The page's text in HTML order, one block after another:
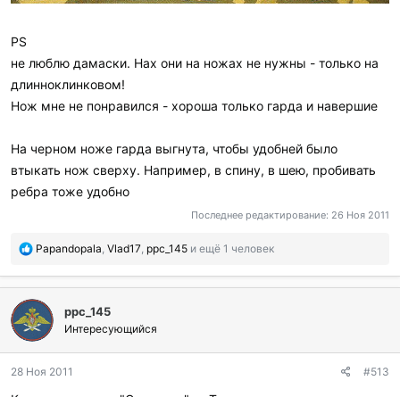
PS
не люблю дамаски. Нах они на ножах не нужны - только на
длинноклинковом!
Нож мне не понравился - хороша только гарда и навершие
На черном ноже гарда выгнута, чтобы удобней было
втыкать нож сверху. Например, в спину, в шею, пробивать
ребра тоже удобно
Последнее редактирование: 26 Ноя 2011
П
б
а
г
о
а
Papandopala Vlad17 ppc_145 и ещё 1 человек
ppc_145
Интересующийся
28 Ноя 2011 #513